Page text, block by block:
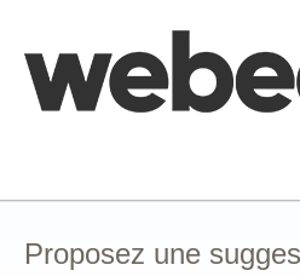
contenu
Proposez une